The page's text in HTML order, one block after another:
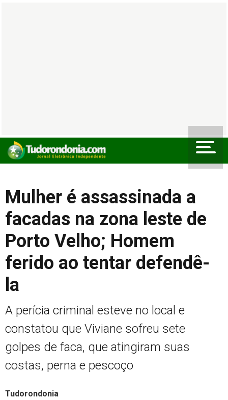
Mulher é assassinada a
facadas na zona leste de
Porto Velho; Homem
ferido ao tentar defendê-
la
A perícia criminal esteve no local e
constatou que Viviane sofreu sete
golpes de faca, que atingiram suas
costas, perna e pescoço
Tudorondonia